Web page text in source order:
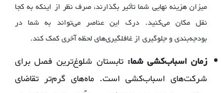
میزان هزینه نهایی شما تأثیر بگذارند، صرف نظر از اینکه به کجا
نقل مکان می‌کنید. درک این عناصر می‌تواند به شما در
بودجه‌بندی و جلوگیری از غافلگیری‌های لحظه آخری کمک کند.
زمان اسباب‌کشی شما: تابستان شلوغ‌ترین فصل برای
شرکت‌های اسباب‌کشی است. ماه‌های گرم‌تر تقاضای